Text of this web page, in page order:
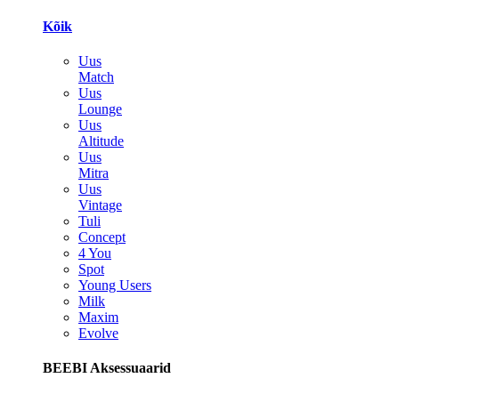
Kõik
Uus
Match
Uus
Lounge
Uus
Altitude
Uus
Mitra
Uus
Vintage
Tuli
Concept
4 You
Spot
Young Users
Milk
Maxim
Evolve
BEEBI Aksessuaarid